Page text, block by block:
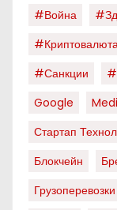
#война
#санкции
Google
Стартап
Блокчейн
Грузоперевозки